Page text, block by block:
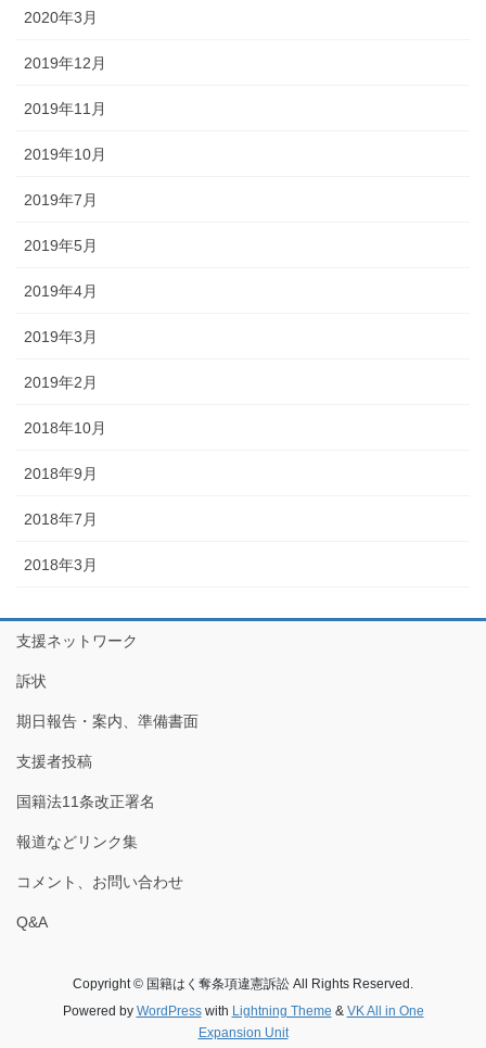
2020年3月
2019年12月
2019年11月
2019年10月
2019年7月
2019年5月
2019年4月
2019年3月
2019年2月
2018年10月
2018年9月
2018年7月
2018年3月
支援ネットワーク
訴状
期日報告・案内、準備書面
支援者投稿
国籍法11条改正署名
報道などリンク集
コメント、お問い合わせ
Q&A
Copyright © 国籍はく奪条項違憲訴訟 All Rights Reserved.
Powered by WordPresswith Lightning Theme & VK All in One
Expansion Unit